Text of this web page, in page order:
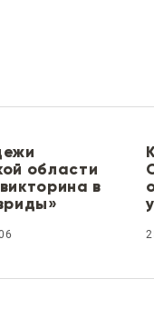
области
в